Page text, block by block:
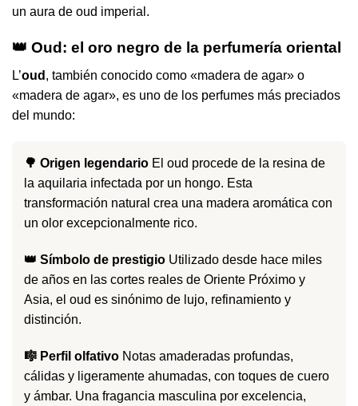
un aura de oud imperial.
👑 Oud: el oro negro de la perfumería oriental
L’oud , también conocido como «madera de agar» o
«madera de agar», es uno de los perfumes más preciados
del mundo:
🌳 Origen legendario El oud procede de la resina de
la aquilaria infectada por un hongo. Esta
transformación natural crea una madera aromática con
un olor excepcionalmente rico.
👑 Símbolo de prestigio Utilizado desde hace miles
de años en las cortes reales de Oriente Próximo y
Asia, el oud es sinónimo de lujo, refinamiento y
distinción.
🎼 Perfil olfativo Notas amaderadas profundas,
cálidas y ligeramente ahumadas, con toques de cuero
y ámbar. Una fragancia masculina por excelencia,